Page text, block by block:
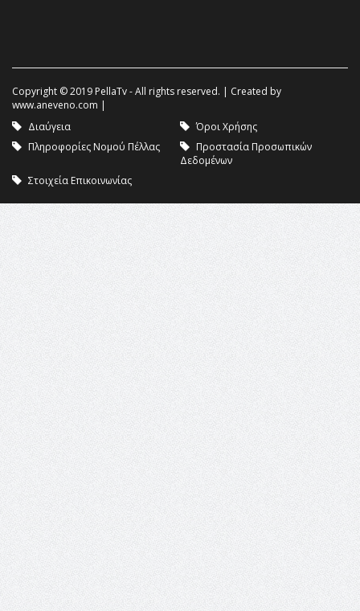
Copyright © 2019 PellaTv - All rights reserved. | Created by
www.aneveno.com |
Διαύγεια
Όροι Χρήσης
Πληροφορίες Νομού Πέλλας
Προστασία Προσωπικών
Δεδομένων
Στοιχεία Επικοινωνίας